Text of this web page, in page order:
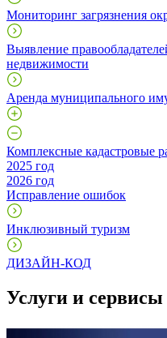
Мониторинг загрязнения
Выявление
недвижимости
Аренда муниципального
Комплексные кадастровые
2025 год
2026 год
Исправление ошибок
Инклюзивный туризм
ДИЗАЙН-КОД
Услуги и сервисы